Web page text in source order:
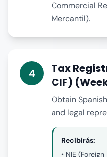
Commercial
Mercantil).
4
Tax
CIF)
Obtain
and legal
Recibirás:
• NIE